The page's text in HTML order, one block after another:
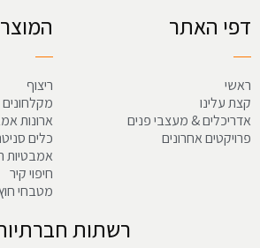
דפי האתר
ראשי
קצת עלינו
אדריכלים & מעצבי פנים
פרויקטים אחרונים
ריצוף
מקלחונים
ארונות
כלים
אמבטיות
חיפוי קיר
מטבחי
רשתות